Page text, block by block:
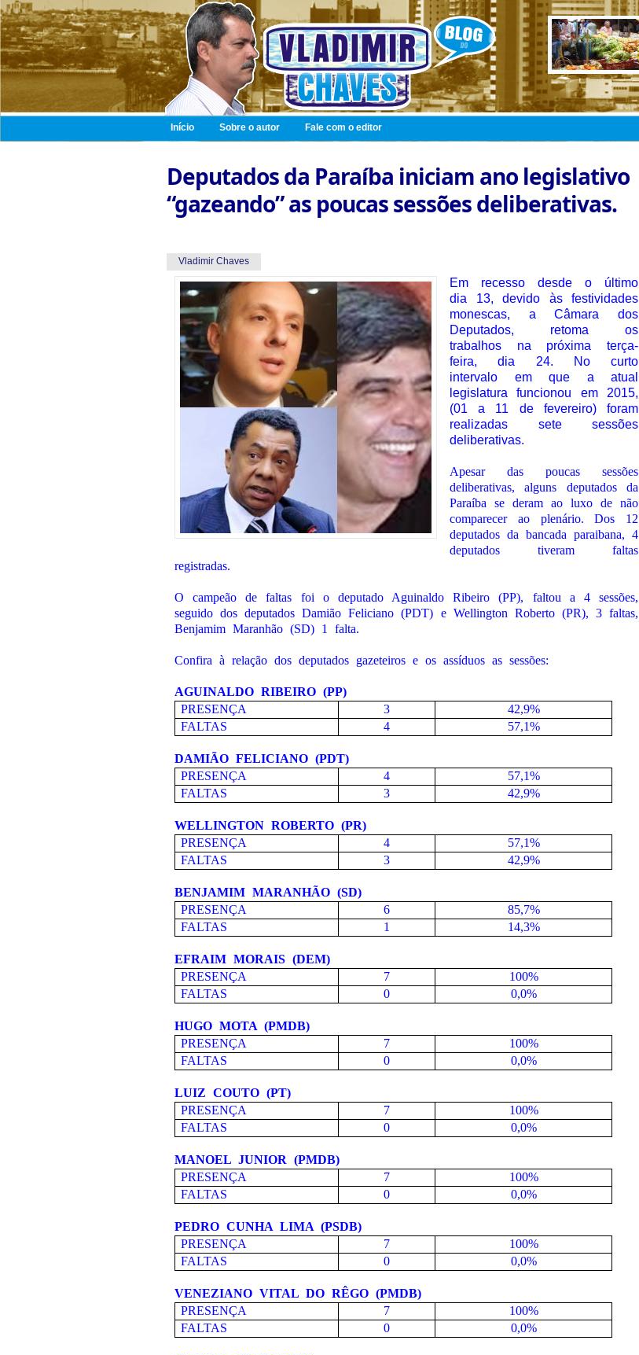
Início Sobre o autor Fale com o editor
Deputados da Paraíba iniciam ano legislativo
“gazeando” as poucas sessões deliberativas.
Vladimir Chaves
Em recesso desde o último
dia 13, devido às festividades
monescas, a Câmara dos
Deputados, retoma os
trabalhos na próxima terça-
feira, dia 24. No curto
intervalo em que a atual
legislatura funcionou em 2015,
(01 a 11 de fevereiro) foram
realizadas sete sessões
deliberativas.
Apesar das poucas sessões
deliberativas, alguns deputados da
Paraíba se deram ao luxo de não
comparecer ao plenário. Dos 12
deputados da bancada paraibana, 4
deputados tiveram faltas
registradas.
O campeão de faltas foi o deputado Aguinaldo Ribeiro (PP), faltou a 4 sessões,
seguido dos deputados Damião Feliciano (PDT) e Wellington Roberto (PR), 3 faltas,
Benjamim Maranhão (SD) 1 falta.
Confira à relação dos deputados gazeteiros e os assíduos as sessões:
AGUINALDO RIBEIRO (PP)
PRESENÇA
3
42,9%
FALTAS
4 57,1%
DAMIÃO FELICIANO (PDT)
PRESENÇA
4
57,1%
FALTAS
3 42,9%
WELLINGTON ROBERTO (PR)
PRESENÇA
4
57,1%
FALTAS
3 42,9%
BENJAMIM MARANHÃO (SD)
PRESENÇA
6
85,7%
FALTAS
1 14,3%
EFRAIM MORAIS (DEM)
PRESENÇA
7
100%
FALTAS
0 0,0%
HUGO MOTA (PMDB)
PRESENÇA
7
100%
FALTAS
0 0,0%
LUIZ COUTO (PT)
PRESENÇA
7
100%
FALTAS
0 0,0%
MANOEL JUNIOR (PMDB)
PRESENÇA
7
100%
FALTAS
0 0,0%
PEDRO CUNHA LIMA (PSDB)
PRESENÇA
7
100%
FALTAS
0 0,0%
VENEZIANO VITAL DO RÊGO (PMDB)
PRESENÇA
7
100%
FALTAS
0 0,0%